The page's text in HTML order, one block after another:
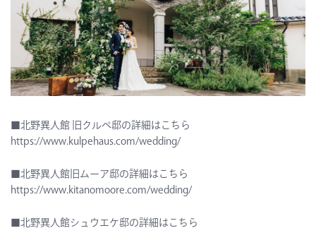
■北野異人館 旧クルぺ邸の詳細はこちら
https://www.kulpehaus.com/wedding/
■北野異人館旧ムーア邸の詳細はこちら
https://www.kitanomoore.com/wedding/
■北野異人館シュウエケ邸の詳細はこちら